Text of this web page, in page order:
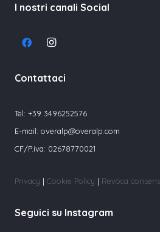
I nostri canali Social
Contattaci
Tel: +39 3496252576
E-mail: overalp@overalp.com
CF/P.iva: 02678770021
Privacy | Cookie Policy | Revoca
Seguici su Instagram